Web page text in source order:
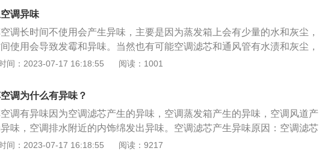
调异味
调长时间不使用会产生异味，主要是因为蒸发箱上会有少量的水和灰尘，
使用会导致发霉和异味。当然也有可能空调滤芯和通风管有水渍和灰尘，
产生异味。车里空调异味解决方法：1.蒸发箱气味蒸发箱上的异味最难去
风管道也清洁一次。2.空调滤芯异味空调滤芯通常一年更换一次，但如果
不好，半年更换一次或缩短时间。如果只是脏，拿出来简单吹一下，或者简
一下，这样可以减少更换的次数。但是，滤芯清洗几次后过滤效果会明显
仍需更换。3.通风管道的异味通风管的异味相对容易去除。选择有阳光通
方，打开门窗，打开外循环，或开启暖风5-6分钟，吹出异味。
间：2023-07-17 16:18:55 阅读：1001
调为什么有异味？
调有异味因为空调滤芯产生的异味，空调蒸发箱产生的异味，空调风道产
味，空调排水附近的内饰绵发出异味。空调滤芯产生异味原因：空调滤芯
入车内空气的过滤，时间久，空调滤芯会存储大量的灰尘与杂物，这些都
间：2023-07-17 16:18:55 阅读：9217